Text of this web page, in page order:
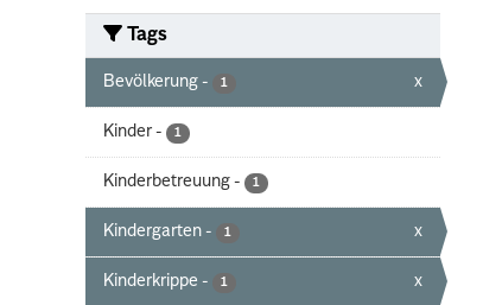
Tags
Bevölkerung - 1 x
Kinder - 1
Kinderbetreuung - 1
Kindergarten - 1 x
Kinderkrippe - 1 x